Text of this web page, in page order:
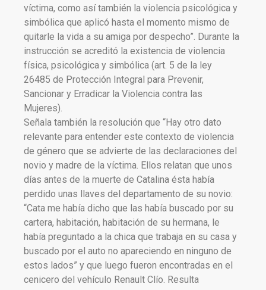
víctima, como así también la violencia psicológica y
simbólica que aplicó hasta el momento mismo de
quitarle la vida a su amiga por despecho”. Durante la
instrucción se acreditó la existencia de violencia
física, psicológica y simbólica (art. 5 de la ley
26485 de Protección Integral para Prevenir,
Sancionar y Erradicar la Violencia contra las
Mujeres).
Señala también la resolución que “Hay otro dato
relevante para entender este contexto de violencia
de género que se advierte de las declaraciones del
novio y madre de la víctima. Ellos relatan que unos
días antes de la muerte de Catalina ésta había
perdido unas llaves del departamento de su novio:
“Cata me había dicho que las había buscado por su
cartera, habitación, habitación de su hermana, le
había preguntado a la chica que trabaja en su casa y
buscado por el auto no apareciendo en ninguno de
estos lados” y que luego fueron encontradas en el
cenicero del vehículo Renault Clío. Resulta